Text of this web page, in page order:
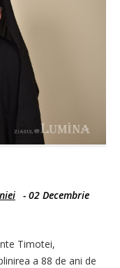
- 02 Decembrie
Timotei,
a 88 de ani de